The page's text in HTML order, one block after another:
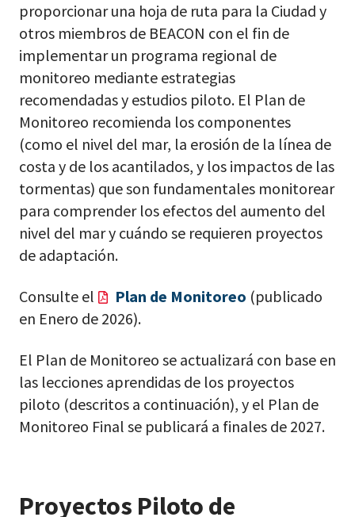
proporcionar una hoja de ruta para la Ciudad y
otros miembros de BEACON con el fin de
implementar un programa regional de
monitoreo mediante estrategias
recomendadas y estudios piloto. El Plan de
Monitoreo recomienda los componentes
(como el nivel del mar, la erosión de la línea de
costa y de los acantilados, y los impactos de las
tormentas) que son fundamentales monitorear
para comprender los efectos del aumento del
nivel del mar y cuándo se requieren proyectos
de adaptación.
Consulte el Plan de Monitoreo (publicado
en Enero de 2026).
El Plan de Monitoreo se actualizará con base en
las lecciones aprendidas de los proyectos
piloto (descritos a continuación), y el Plan de
Monitoreo Final se publicará a finales de 2027.
Proyectos Piloto de